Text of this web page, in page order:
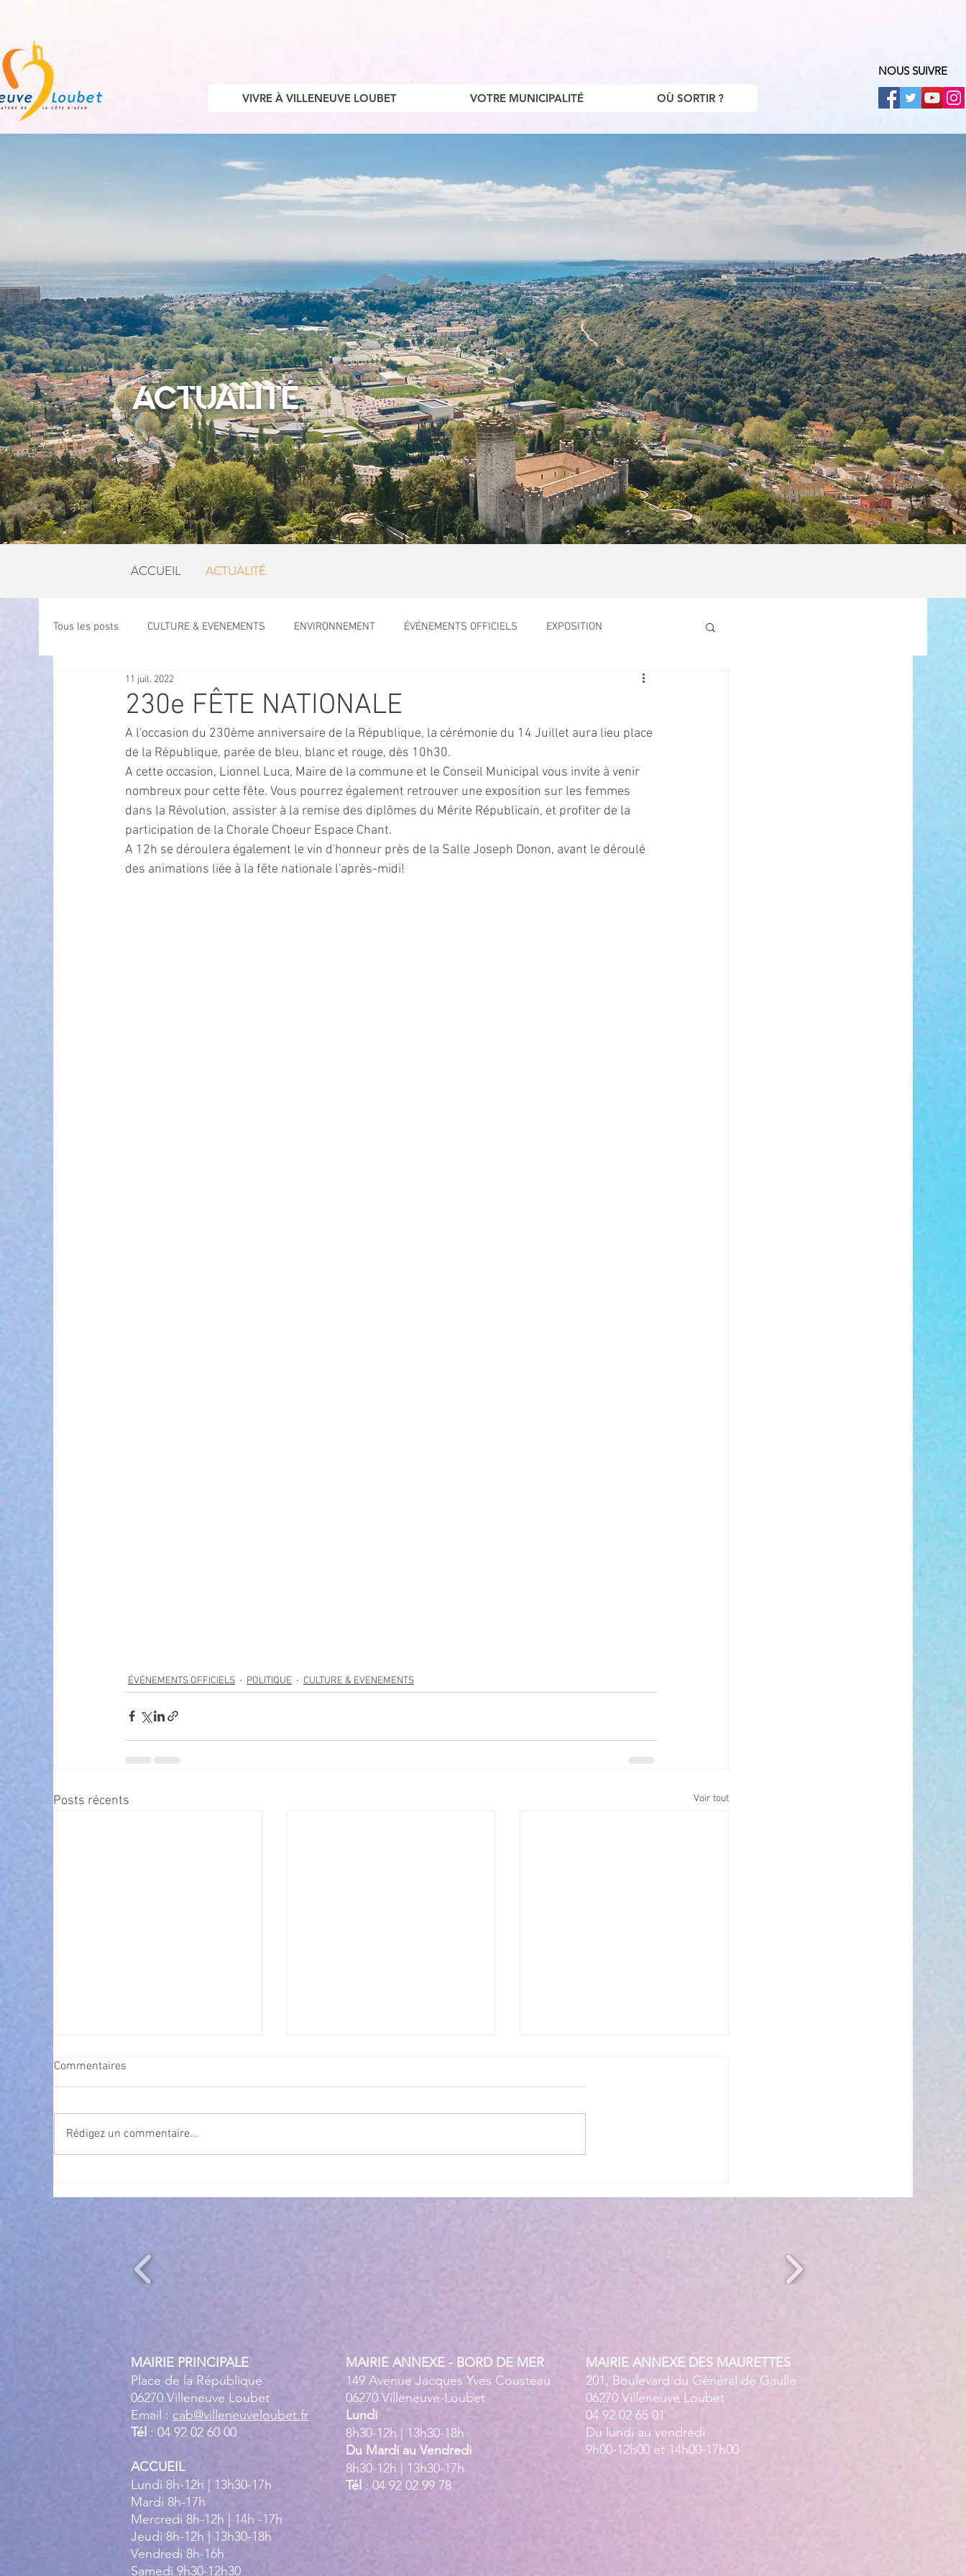
VIVRE À VILLENEUVE LOUBET VOTRE MUNICIPALITÉ OÙ SORTIR ?
NOUS SUIVRE
ACTUALITÉ
ACCUEIL ACTUALITÉ
Tous les posts CULTURE & EVENEMENTS ENVIRONNEMENT ÉVÉNEMENTS OFFICIELS EXPOSITION
OFFRES D'EMPLOI
ECO MOBILITE PETITE ENFANCE TOURISME ARCHIVES ET PATRIMOINE
Instruction Publique & Familles PRESSE TRANSPORT SENIORS Activité culture & musique
FETES & MANIFESTATIONS SECURITE HANDICAP CENTRE DE LOISIRS PREVENTION DE LA DELINQUANCE
230e FÊTE NATIONALE
11 juil. 2022
A l'occasion du 230ème anniversaire de la République, la cérémonie du 14 Juillet aura lieu place
de la République, parée de bleu, blanc et rouge, dès 10h30.
A cette occasion, Lionnel Luca, Maire de la commune et le Conseil Municipal vous invite à venir
nombreux pour cette fête. Vous pourrez également retrouver une exposition sur les femmes
dans la Révolution, assister à la remise des diplômes du Mérite Républicain, et profiter de la
participation de la Chorale Choeur Espace Chant.
A 12h se déroulera également le vin d'honneur près de la Salle Joseph Donon, avant le déroulé
des animations liée à la fête nationale l'après-midi!
ÉVÉNEMENTS OFFICIELS POLITIQUE CULTURE & EVENEMENTS
Posts récents Voir tout
l’ensemble des plages
Villeneuve Loubet ! ☀️🎤
Commentaires
Rédigez un commentaire...
MAIRIE PRINCIPALE
Place de la République
06270 Villeneuve Loubet
Email : cab@villeneuveloubet.fr
Tél : 04 92 02 60 00
ACCUEIL
Lundi 8h-12h | 13h30-17h
Mardi 8h-17h
Mercredi 8h-12h | 14h -17h
Jeudi 8h-12h | 13h30-18h
Vendredi 8h-16h
Samedi 9h30-12h30
MAIRIE ANNEXE - BORD DE MER
149 Avenue Jacques Yves Cousteau
06270 Villeneuve-Loubet
Lundi
8h30-12h | 13h30-18h
Du Mardi au Vendredi
8h30-12h | 13h30-17h
Tél : 04 92 02 99 78
MAIRIE ANNEXE DES MAURETTES
201, Boulevard du Général de Gaulle
06270 Villeneuve Loubet
04 92 02 65 01
Du lundi au vendredi
9h00-12h00 et 14h00-17h00